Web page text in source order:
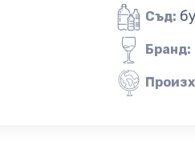
Съд:
Бранд: